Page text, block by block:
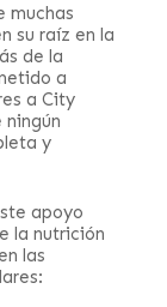
muchas
su raíz en la
de la
a
a City
y
apoyo
la nutrición
las